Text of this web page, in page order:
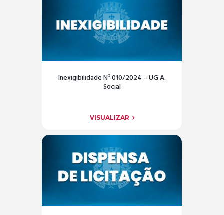
Inexigibilidade Nº 010/2024 – UG A.
Social
VISUALIZAR